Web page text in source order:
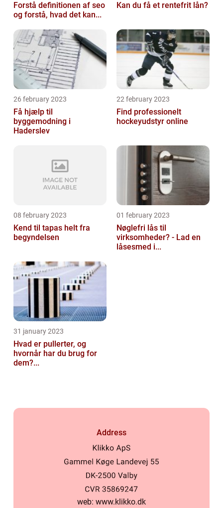
Forstå definitionen af seo
og forstå, hvad det kan...
Kan du få et rentefrit lån?
26 february 2023
Få hjælp til
byggemodning i
Haderslev
22 february 2023
Find professionelt
hockeyudstyr online
08 february 2023
Kend til tapas helt fra
begyndelsen
01 february 2023
Nøglefri lås til
virksomheder? - Lad en
låsesmed i...
31 january 2023
Hvad er pullerter, og
hvornår har du brug for
dem?...
Address
web: www.klikko.dk